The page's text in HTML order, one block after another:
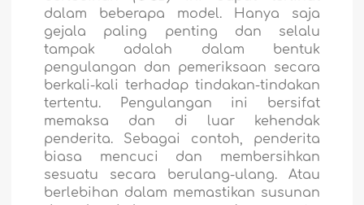
dalam beberapa model. Hanya saja
gejala paling penting dan selalu
tampak adalah dalam bentuk
pengulangan dan pemeriksaan secara
berkali-kali terhadap tindakan-tindakan
tertentu. Pengulangan ini bersifat
memaksa dan di luar kehendak
penderita. Sebagai contoh, penderita
biasa mencuci dan membersihkan
sesuatu secara berulang-ulang. Atau
berlebihan dalam memastikan susunan